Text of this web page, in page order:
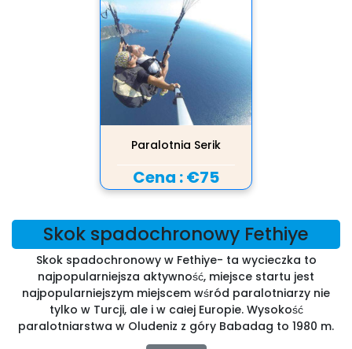
Paralotnia Serik
Cena :€75
Skok spadochronowy Fethiye
Skok spadochronowy w Fethiye- ta wycieczka to
najpopularniejsza aktywność, miejsce startu jest
najpopularniejszym miejscem wśród paralotniarzy nie
tylko w Turcji, ale i w całej Europie. Wysokość
paralotniarstwa w Oludeniz z góry Babadag to 1980 m.